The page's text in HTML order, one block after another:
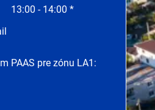
13:00 - 14:00 *
PAAS pre zónu LA1: